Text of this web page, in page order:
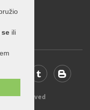
se ili
reserved